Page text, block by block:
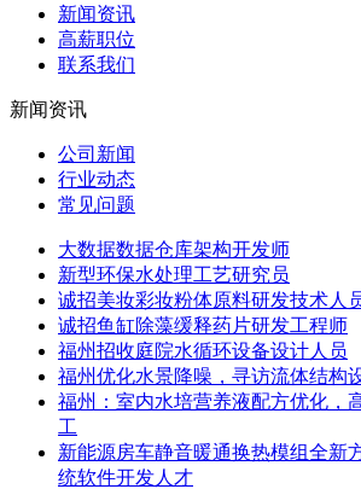
新闻资讯
高薪职位
联系我们
新闻资讯
公司新闻
行业动态
常见问题
大数据数据仓库架构开发师
新型环保水处理工艺研究员
诚招美妆彩妆粉体原料研发技术人
诚招鱼缸除藻缓释药片研发工程师
福州招收庭院水循环设备设计人员
福州优化水景降噪，寻访流体结构
福州：室内水培营养液配方优化，
工
新能源房车静音暖通换热模组全新
统软件开发人才